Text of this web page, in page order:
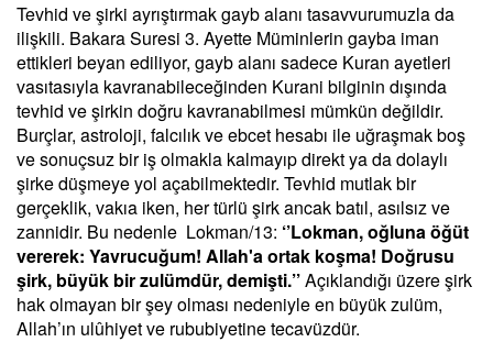
Tevhid ve şirki ayrıştırmak gayb alanı tasavvurumuzla da
ilişkili. Bakara Suresi 3. Ayette Müminlerin gayba iman
ettikleri beyan ediliyor, gayb alanı sadece Kuran ayetleri
vasıtasıyla kavranabileceğinden Kurani bilginin dışında
tevhid ve şirkin doğru kavranabilmesi mümkün değildir.
Burçlar, astroloji, falcılık ve ebcet hesabı ile uğraşmak boş
ve sonuçsuz bir iş olmakla kalmayıp direkt ya da dolaylı
şirke düşmeye yol açabilmektedir. Tevhid mutlak bir
gerçeklik, vakıa iken, her türlü şirk ancak batıl, asılsız ve
zannidir. Bu nedenle Lokman/13: ‘’Lokman, oğluna öğüt
vererek: Yavrucuğum! Allah'a ortak koşma! Doğrusu
şirk, büyük bir zulümdür, demişti.’’Açıklandığı üzere şirk
hak olmayan bir şey olması nedeniyle en büyük zulüm,
Allah’ın ulûhiyet ve rububiyetine tecavüzdür.